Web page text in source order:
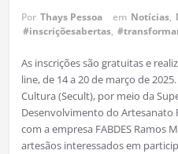
Por Thays Pessoa em Notícias,
#inscriçõesabertas,
As inscrições são gratuitas e
line, de 14 a 20 de março de
Cultura (Secult), por meio da
Desenvolvimento do Artesanato
com a empresa FABDES Ramos
artesãos interessados em